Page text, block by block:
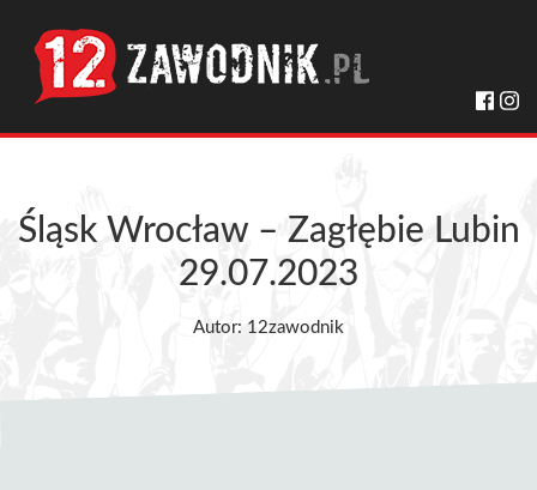
Śląsk Wrocław – Zagłębie Lubin
29.07.2023
Autor: 12zawodnik